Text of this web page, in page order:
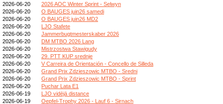
2026-06-20
2026 AOC Winter Sprint - Selwyn
2026-06-20
O BAUGES juin26 samedi
2026-06-20
O BAUGES juin26 MD2
2026-06-20
LJO Stafete
2026-06-20
Jammerbugtmesterskaber 2026
2026-06-20
DM MTBO 2026 Lang
2026-06-20
Mistrzostwa Stawigudy
2026-06-20
29. PTT KUP srednje
2026-06-20
V Carreira de Orientación - Concello de Silleda
2026-06-20
Grand Prix Zdzieszowic MTBO - Sredni
2026-06-20
Grand Prix Zdzieszowic MTBO - Sprint
2026-06-20
Puchar Lata E1
2026-06-19
LJO vidējā distance
2026-06-19
Oepfel-Trophy 2026 - Lauf 6 - Sirnach